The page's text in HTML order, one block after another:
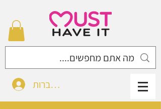
להתחברות